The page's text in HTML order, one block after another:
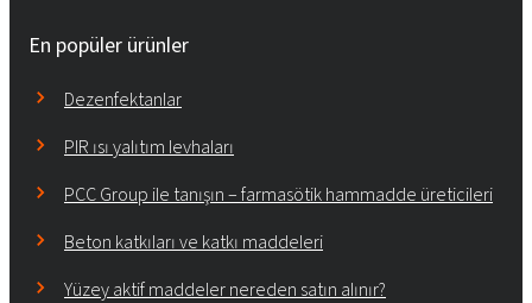
En popüler ürünler
Dezenfektanlar
PIR ısı yalıtım levhaları
PCC Group ile tanışın – farmasötik hammadde üreticileri
Beton katkıları ve katkı maddeleri
Yüzey aktif maddeler nereden satın alınır?